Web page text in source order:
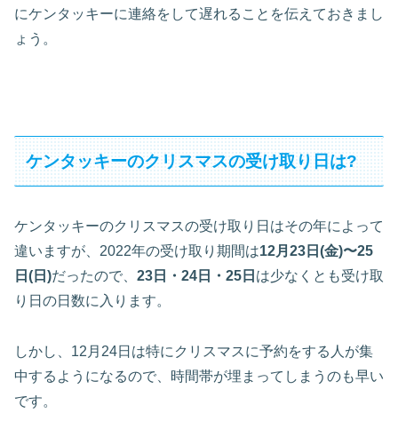
にケンタッキーに連絡をして遅れることを伝えておきまし
ょう。
ケンタッキーのクリスマスの受け取り日は?
ケンタッキーのクリスマスの受け取り日はその年によって
違いますが、2022年の受け取り期間は12月23日(金)〜25
日(日)だったので、 23日・24日・25日 は少なくとも受け取
り日の日数に入ります。
しかし、12月24日は特にクリスマスに予約をする人が集
中するようになるので、時間帯が埋まってしまうのも早い
です。